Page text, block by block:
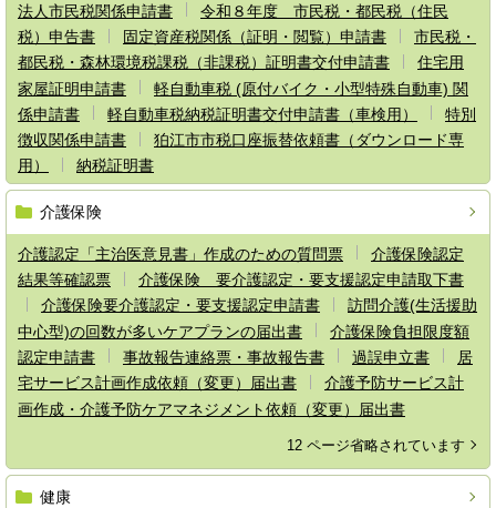
法人市民税関係申請書
令和８年度 市民税・都民税（住民
税）申告書
固定資産税関係（証明・閲覧）申請書
市民税・
都民税・森林環境税課税（非課税）証明書交付申請書
住宅用
家屋証明申請書
軽自動車税 (原付バイク・小型特殊自動車) 関
係申請書
軽自動車税納税証明書交付申請書（車検用）
特別
徴収関係申請書
狛江市市税口座振替依頼書（ダウンロード専
用）
納税証明書
介護保険
介護認定「主治医意見書」作成のための質問票
介護保険認定
結果等確認票
介護保険 要介護認定・要支援認定申請取下書
介護保険要介護認定・要支援認定申請書
訪問介護(生活援助
中心型)の回数が多いケアプランの届出書
介護保険負担限度額
認定申請書
事故報告連絡票・事故報告書 過誤申立書
居
宅サービス計画作成依頼（変更）届出書
介護予防サービス計
画作成・介護予防ケアマネジメント依頼（変更）届出書
12 ページ省略されています
健康